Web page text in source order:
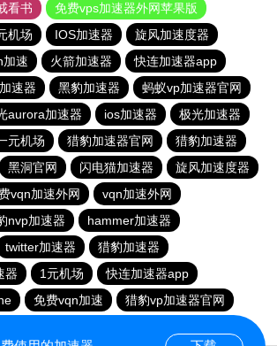
看书
免费vps加速器外网苹果版
机场 IOS加速器
旋风加速度器
加速 火箭加速器
快连加速器app
速器 黑豹加速器
蚂蚁vp加速器官网
aurora加速器 ios加速器
极光加速器
元机场 猎豹加速器官网
猎豹加速器
黑洞官网 闪电猫加速器
旋风加速度器
vqn加速外网
vqn加速外网
nvp加速器
hammer加速器
twitter加速器
猎豹加速器
器
1元机场
快连加速器app
免费vqn加速
猎豹vp加速器官网